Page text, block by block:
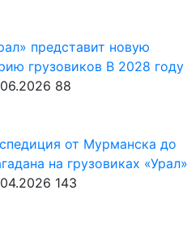
представит новую
грузовиков В 2028 году
88
от Мурманска до
на грузовиках «Урал»
143